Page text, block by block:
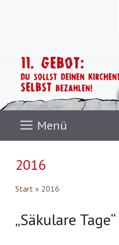
Menü
2016
Start » 2016
„Säkulare